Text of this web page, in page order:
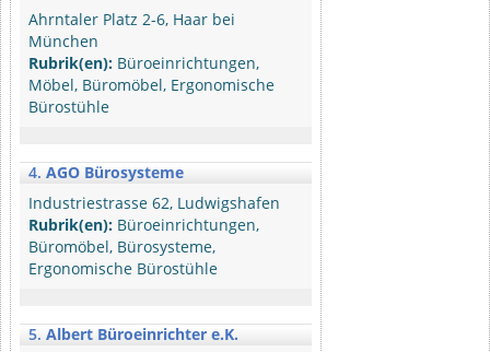
Ahrntaler Platz 2-6, Haar bei
München
Rubrik(en): Büroeinrichtungen,
Möbel, Büromöbel, Ergonomische
Bürostühle
4. AGO Bürosysteme
Industriestrasse 62, Ludwigshafen
Rubrik(en): Büroeinrichtungen,
Büromöbel, Bürosysteme,
Ergonomische Bürostühle
5. Albert Büroeinrichter e.K.